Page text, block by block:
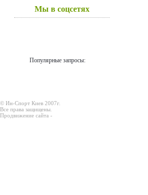
Мы в соцсетях
Популярные запросы:
© Ин-Спорт Киев 2007г.
Все права защищены.
Продвижение сайта -